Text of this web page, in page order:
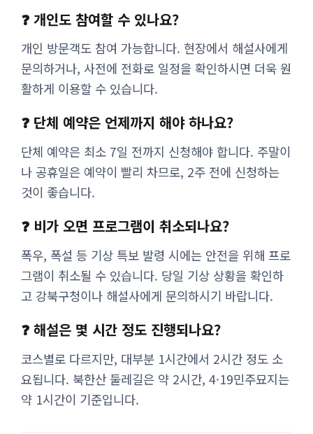
❓ 개인도 참여할 수 있나요?
개인 방문객도 참여 가능합니다. 현장에서 해설사에게
문의하거나, 사전에 전화로 일정을 확인하시면 더욱 원
활하게 이용할 수 있습니다.
❓ 단체 예약은 언제까지 해야 하나요?
단체 예약은 최소 7일 전까지 신청해야 합니다. 주말이
나 공휴일은 예약이 빨리 차므로, 2주 전에 신청하는
것이 좋습니다.
❓ 비가 오면 프로그램이 취소되나요?
폭우, 폭설 등 기상 특보 발령 시에는 안전을 위해 프로
그램이 취소될 수 있습니다. 당일 기상 상황을 확인하
고 강북구청이나 해설사에게 문의하시기 바랍니다.
❓ 해설은 몇 시간 정도 진행되나요?
코스별로 다르지만, 대부분 1시간에서 2시간 정도 소
요됩니다. 북한산 둘레길은 약 2시간, 4·19민주묘지는
약 1시간이 기준입니다.